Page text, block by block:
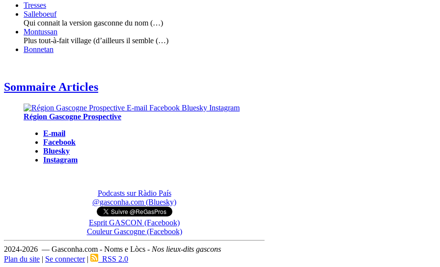
Tresses
Salleboeuf
Qui connait la version gasconne du nom (…)
Montussan
Plus tout-à-fait village (d’ailleurs il semble (…)
Bonnetan
Sommaire Articles
Région Gascogne Prospective
E-mail
Facebook
Bluesky
Instagram
Podcasts sur Ràdio País
@gasconha.com (Bluesky)
Esprit GASCON (Facebook)
Couleur Gascogne (Facebook)
2024-2026 — Gasconha.com - Noms e Lòcs - Nos lieux-dits gascons
Plan du site | Se connecter| RSS 2.0